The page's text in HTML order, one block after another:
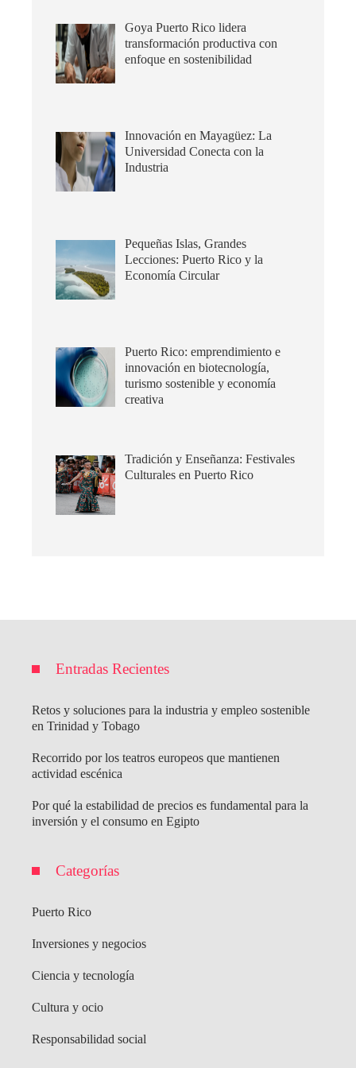
Goya Puerto Rico lidera
transformación productiva con
enfoque en sostenibilidad
Innovación en Mayagüez: La
Universidad Conecta con la
Industria
Pequeñas Islas, Grandes
Lecciones: Puerto Rico y la
Economía Circular
Puerto Rico: emprendimiento e
innovación en biotecnología,
turismo sostenible y economía
creativa
Tradición y Enseñanza: Festivales
Culturales en Puerto Rico
Entradas Recientes
Retos y soluciones para la industria y empleo sostenible
en Trinidad y Tobago
Recorrido por los teatros europeos que mantienen
actividad escénica
Por qué la estabilidad de precios es fundamental para la
inversión y el consumo en Egipto
Categorías
Puerto Rico
Inversiones y negocios
Ciencia y tecnología
Cultura y ocio
Responsabilidad social